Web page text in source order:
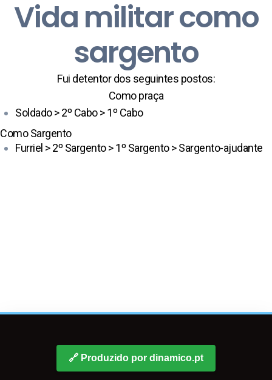
Vida militar como
sargento
Fui detentor dos seguintes postos:
Como praça
Soldado > 2º Cabo > 1º Cabo
Como Sargento
Furriel > 2º Sargento > 1º Sargento > Sargento-ajudante
🔗 Produzido por dinamico.pt